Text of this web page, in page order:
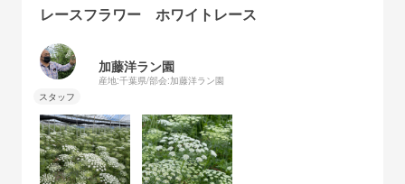
レースフラワー ホワイトレース
加藤洋ラン園
産地:千葉県/部会:加藤洋ラン園